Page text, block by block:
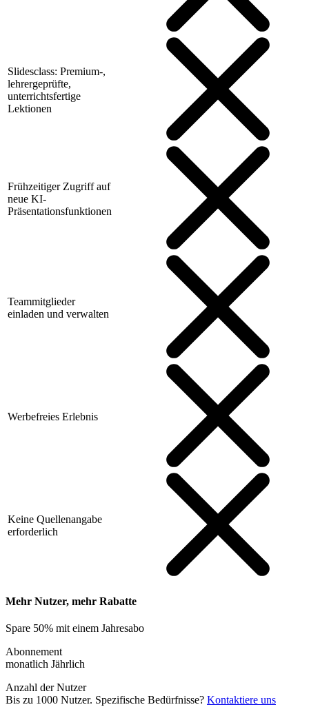
Slidesclass: Premium-,
lehrergeprüfte,
unterrichtsfertige
Lektionen
Frühzeitiger Zugriff auf
neue KI-
Präsentationsfunktionen
Teammitglieder
einladen und verwalten
Werbefreies Erlebnis
Keine Quellenangabe
erforderlich
Mehr Nutzer, mehr Rabatte
Spare 50% mit einem Jahresabo
Abonnement
monatlich Jährlich
Anzahl der Nutzer
Bis zu 1000 Nutzer. Spezifische Bedürfnisse? Kontaktiere uns